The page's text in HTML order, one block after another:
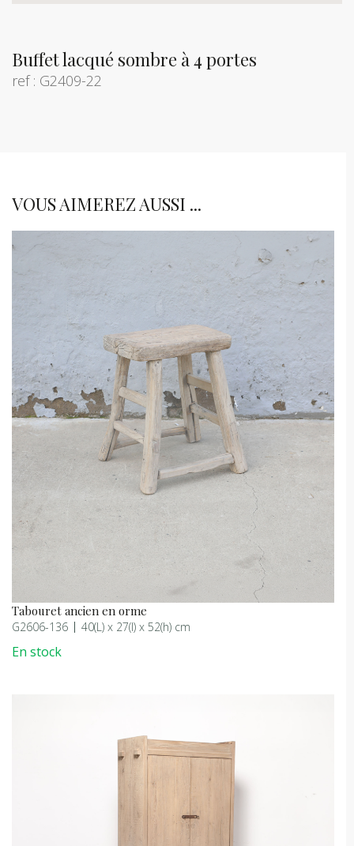
Buffet lacqué sombre à 4 portes
ref : G2409-22
VOUS AIMEREZ AUSSI ...
Tabouret ancien en orme
G2606-136 40(L) x 27(l) x 52(h) cm
En stock